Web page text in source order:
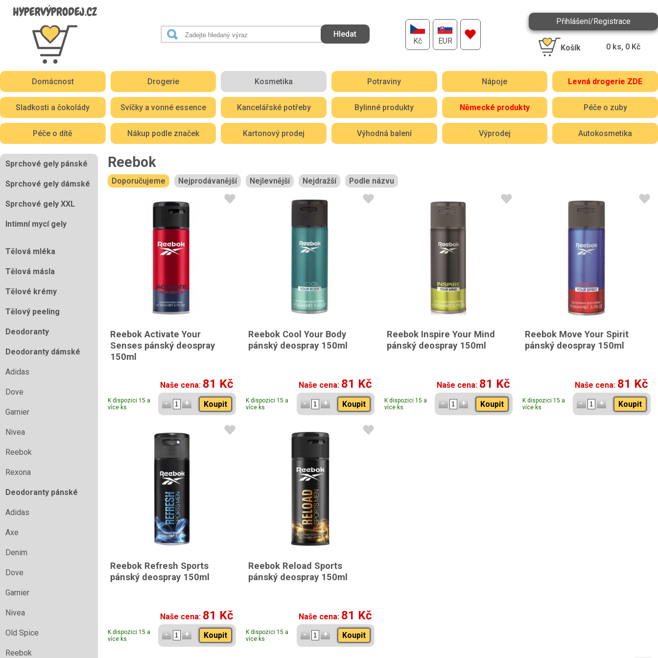
Kč EUR
Přihlášení/Registrace
Košík 0 ks, 0 Kč
Domácnost Drogerie Kosmetika Potraviny Nápoje Levná drogerie ZDE
Sladkosti a čokolády Svíčky a vonné essence Kancelářské potřeby Bylinné produkty Německé produkty Péče o zuby
Péče o dítě Nákup podle značek Kartonový prodej Výhodná balení Výprodej Autokosmetika
Sprchové gely pánské
Sprchové gely dámské
Sprchové gely XXL
Intimní mycí gely
Tělová mléka
Tělová másla
Tělové krémy
Tělový peeling
Deodoranty
Deodoranty dámské
Adidas
Dove
Garnier
Nivea
Reebok
Rexona
Deodoranty pánské
Adidas
Axe
Denim
Dove
Garnier
Nivea
Old Spice
Reebok
Reebok
Doporučujeme Nejprodávanější Nejlevnější Nejdražší Podle názvu
Reebok Activate Your
Senses pánský deospray
150ml
Naše cena: 81 Kč
K dispozici 15 a
více ks
Koupit
Reebok Cool Your Body
pánský deospray 150ml
Naše cena: 81 Kč
K dispozici 15 a
více ks
Koupit
Reebok Inspire Your Mind
pánský deospray 150ml
Naše cena: 81 Kč
K dispozici 15 a
více ks
Koupit
Reebok Move Your Spirit
pánský deospray 150ml
Naše cena: 81 Kč
K dispozici 15 a
více ks
Koupit
Reebok Refresh Sports
pánský deospray 150ml
Naše cena: 81 Kč
K dispozici 15 a
více ks
Koupit
Reebok Reload Sports
pánský deospray 150ml
Naše cena: 81 Kč
K dispozici 15 a
více ks
Koupit